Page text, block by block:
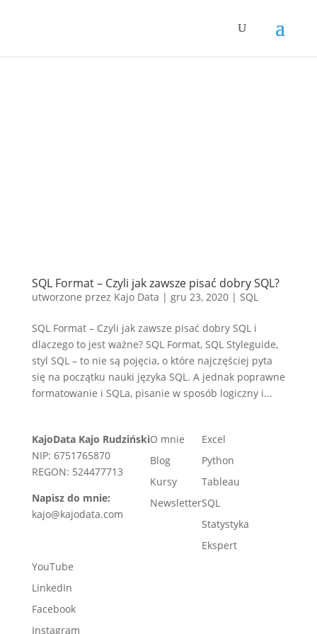
SQL Format – Czyli jak zawsze pisać dobry SQL?
utworzone przez Kajo Data | gru 23, 2020| SQL
SQL Format – Czyli jak zawsze pisać dobry SQL i
dlaczego to jest ważne? SQL Format, SQL Styleguide,
styl SQL – to nie są pojęcia, o które najczęściej pyta
się na początku nauki języka SQL. A jednak poprawne
formatowanie i SQLa, pisanie w sposób logiczny i...
KajoData Kajo Rudziński
NIP: 6751765870
REGON: 524477713
Napisz do mnie:
kajo@kajodata.com
O mnie
Blog
Kursy
Newsletter
Excel
Python
Tableau
SQL
Statystyka
Ekspert
YouTube
LinkedIn
Facebook
Instagram